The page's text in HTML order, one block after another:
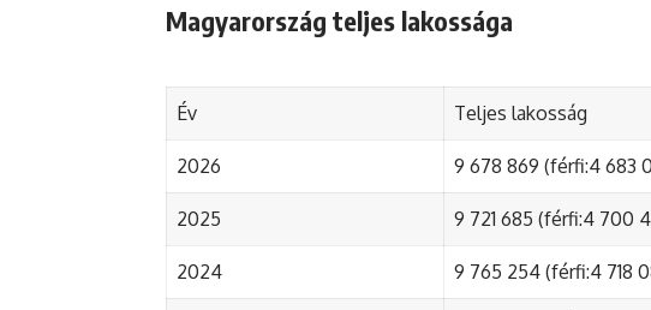
Magyarország teljes lakossága
Év Teljes lakosság
2026 9 678 869 (férfi:4 683
2025 9 721 685 (férfi:4 700
2024 9 765 254 (férfi:4 718